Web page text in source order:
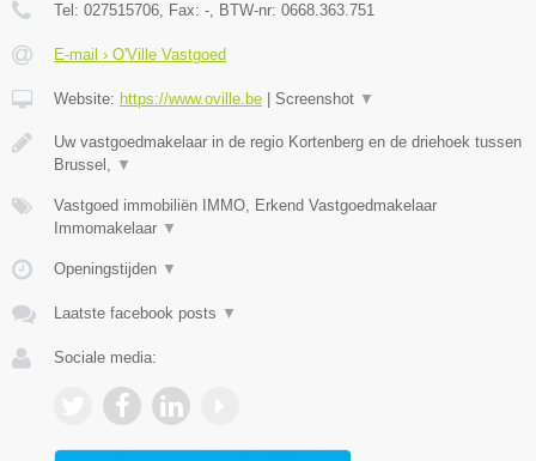
Tel: 027515706, Fax: -, BTW-nr: 0668.363.751
E-mail › O'Ville Vastgoed
Website: https://www.oville.be Screenshot ▼
Uw vastgoedmakelaar in de regio Kortenberg en de driehoek tussen
Brussel, ▼
Vastgoed immobiliën IMMO, Erkend Vastgoedmakelaar
Immomakelaar ▼
Openingstijden ▼
Laatste facebook posts ▼
Sociale media: